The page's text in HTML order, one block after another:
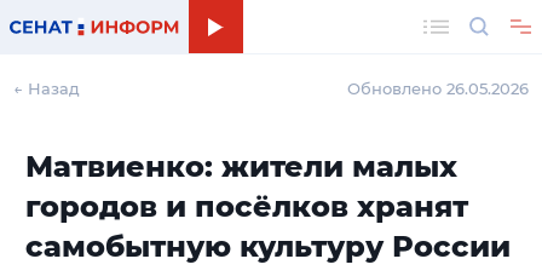
← Назад Обновлено 26.05.2026
Матвиенко: жители малых
городов и посёлков хранят
самобытную культуру России